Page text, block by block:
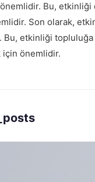
Bu,
Son olarak,
Bu, etkinliği topluluğa
için önemlidir.